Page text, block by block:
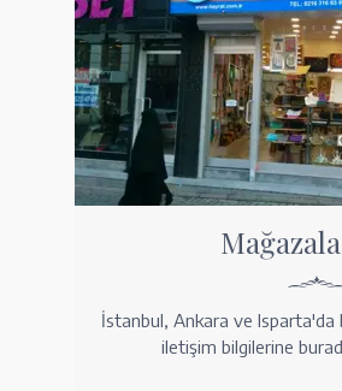
İstanbul, Ankara ve Isparta'da
iletişim bilgilerine